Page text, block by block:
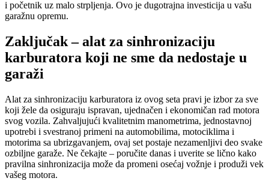
i početnik uz malo strpljenja. Ovo je dugotrajna investicija u vašu
garažnu opremu.
Zaključak – alat za sinhronizaciju
karburatora koji ne sme da nedostaje u
garaži
Alat za sinhronizaciju karburatora iz ovog seta pravi je izbor za sve
koji žele da osiguraju ispravan, ujednačen i ekonomičan rad motora
svog vozila. Zahvaljujući kvalitetnim manometrima, jednostavnoj
upotrebi i svestranoj primeni na automobilima, motociklima i
motorima sa ubrizgavanjem, ovaj set postaje nezamenljivi deo svake
ozbiljne garaže. Ne čekajte – poručite danas i uverite se lično kako
pravilna sinhronizacija može da promeni osećaj vožnje i produži vek
vašeg motora.